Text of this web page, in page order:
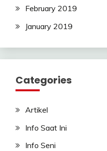
February 2019
January 2019
Categories
Artikel
Info Saat Ini
Info Seni